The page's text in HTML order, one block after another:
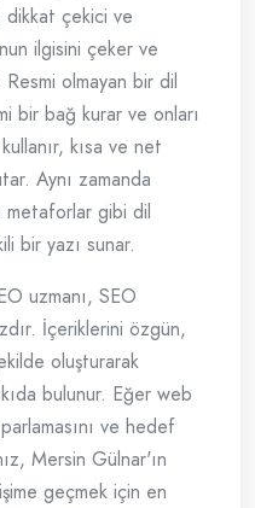
dikkat çekici ve
ilgisini çeker ve
olmayan bir dil
bir bağ kurar ve onları
kısa ve net
Aynı zamanda
gibi dil
bir yazı sunar.
uzmanı, SEO
İçeriklerini özgün,
oluşturarak
bulunur. Eğer web
ve hedef
Mersin Gülnar'ın
geçmek için en